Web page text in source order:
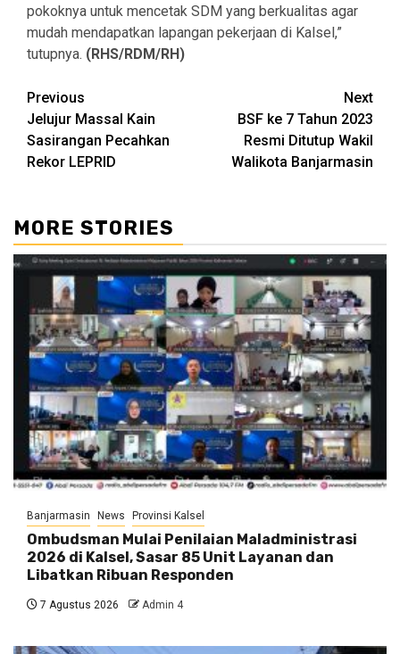
pokoknya untuk mencetak SDM yang berkualitas agar
mudah mendapatkan lapangan pekerjaan di Kalsel,”
tutupnya. (RHS/RDM/RH)
Continue
Reading
Previous
Jelujur Massal Kain
Sasirangan Pecahkan
Rekor LEPRID
Next
BSF ke 7 Tahun 2023
Resmi Ditutup Wakil
Walikota Banjarmasin
MORE STORIES
Banjarmasin News Provinsi Kalsel
Ombudsman Mulai Penilaian Maladministrasi
2026 di Kalsel, Sasar 85 Unit Layanan dan
Libatkan Ribuan Responden
7 Agustus 2026 Admin 4